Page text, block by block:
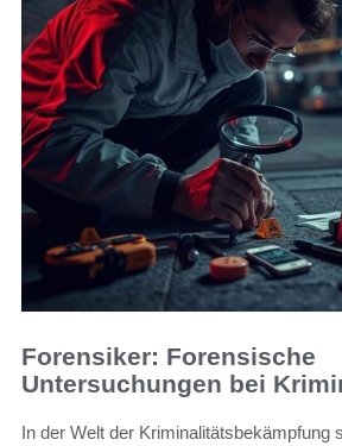
Forensiker: Forensische
Untersuchungen bei
In der Welt der Kriminalitätsbekämpfung